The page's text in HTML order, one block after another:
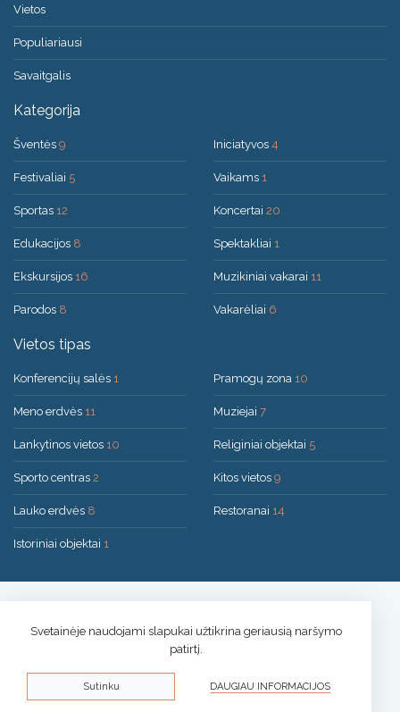
Vietos
Populiariausi
Savaitgalis
Kategorija
Šventės 9
Festivaliai 5
Sportas 12
Edukacijos 8
Ekskursijos 16
Parodos 8
Iniciatyvos 4
Vaikams 1
Koncertai 20
Spektakliai 1
Muzikiniai vakarai 11
Vakarėliai 6
Vietos tipas
Konferencijų salės 1
Meno erdvės 11
Lankytinos vietos 10
Sporto centras 2
Lauko erdvės 8
Istoriniai objektai 1
Pramogų zona 10
Muziejai 7
Religiniai objektai 5
Kitos vietos 9
Restoranai 14
Privatumo politika
Svetainėje naudojami slapukai užtikrina geriausią naršymo
patirtį.
Sutinku DAUGIAU INFORMACIJOS